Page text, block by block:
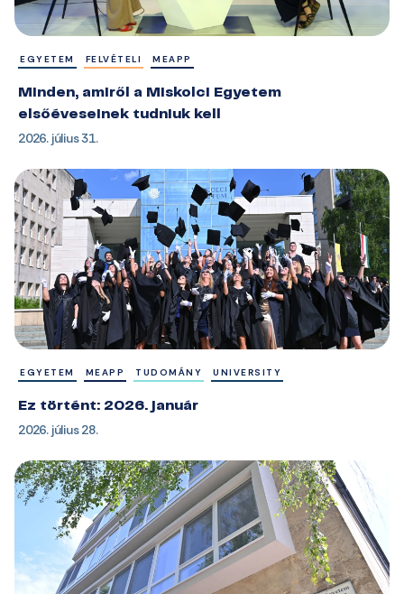
EGYETEM FELVÉTELI MEAPP
Minden, amiről a Miskolci Egyetem
elsőéveseinek tudniuk kell
2026. július 31.
EGYETEM MEAPP TUDOMÁNY UNIVERSITY
Ez történt: 2026. január
2026. július 28.